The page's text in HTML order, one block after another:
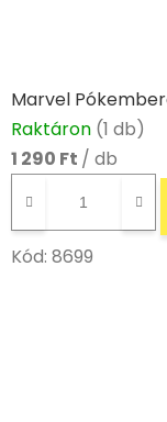
Marvel
Raktáron (1 db)
1 290 Ft / db
Kód: 8699